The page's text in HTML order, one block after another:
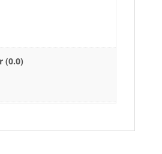
(0.0)